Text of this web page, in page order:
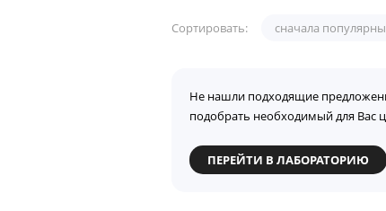
Сортировать: сначала
Не нашли подходящие
подобрать необходимый для Вас
ПЕРЕЙТИ В ЛАБОРАТОРИЮ